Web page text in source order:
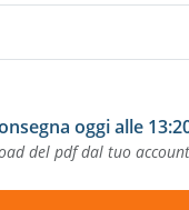
oggi alle
del pdf dal tuo account